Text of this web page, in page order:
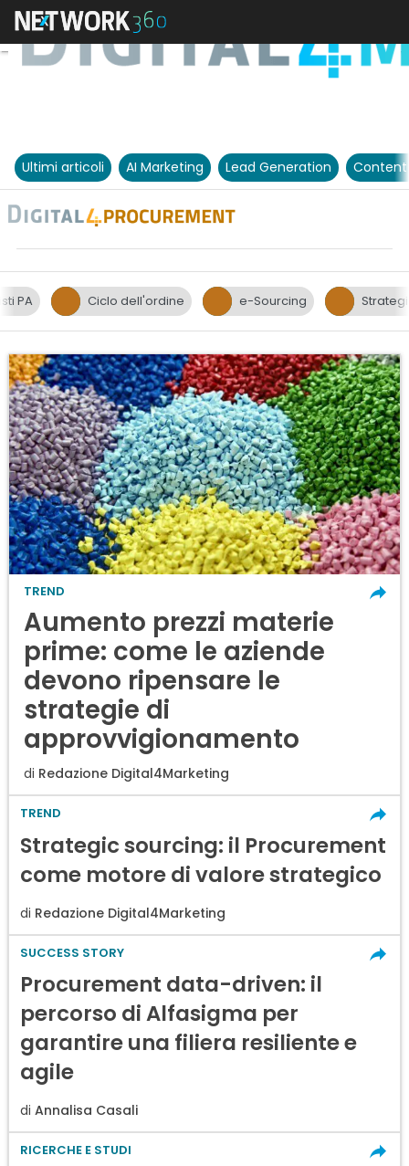
Ultimi articoli AI Marketing Lead Generation
PA Ciclo dell'ordine e-Sourcing
TREND
Aumento prezzi materie
prime: come le aziende
devono ripensare le
strategie di
approvvigionamento
di Redazione Digital4Marketing
TREND
Strategic sourcing: il Procurement
come motore di valore strategico
di Redazione Digital4Marketing
SUCCESS STORY
Procurement data-driven: il
percorso di Alfasigma per
garantire una filiera resiliente e
agile
diAnnalisa Casali
RICERCHE E STUDI